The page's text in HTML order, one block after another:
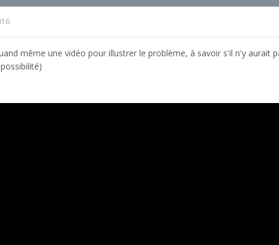
même une vidéo pour illustrer le problème, à savoir s'il n'y aurait